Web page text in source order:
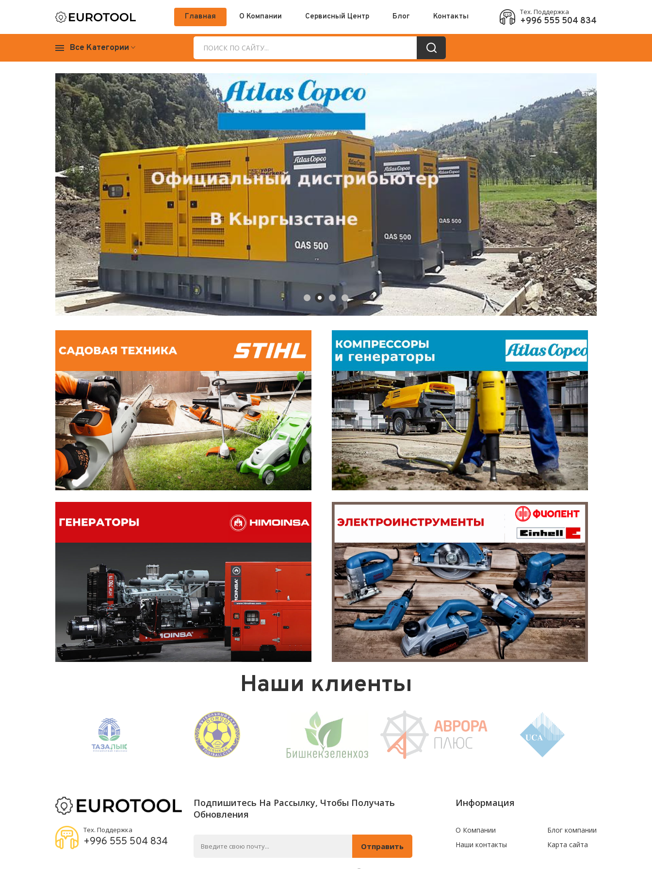
Главная О Компании Сервисный Центр Блог Контакты
Тех. Поддержка
+996 555 504 834
Все Категории
Наши клиенты
Тех. Поддержка
+996 555 504 834
Подпишитесь На Рассылку, Чтобы Получать
Обновления
Отправить
Информация
О Компании
Наши контакты
Блог компании
Карта сайта